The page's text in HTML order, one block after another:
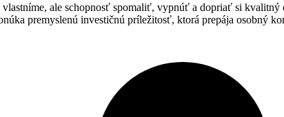
ale schopnosť spomaliť, vypnúť a dopriať si
premyslenú investičnú príležitosť, ktorá prepája osobný